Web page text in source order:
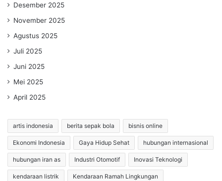
Desember 2025
November 2025
Agustus 2025
Juli 2025
Juni 2025
Mei 2025
April 2025
artis indonesia berita sepak bola bisnis online
Ekonomi Indonesia Gaya Hidup Sehat hubungan internasional
hubungan iran as Industri Otomotif Inovasi Teknologi
kendaraan listrik Kendaraan Ramah Lingkungan